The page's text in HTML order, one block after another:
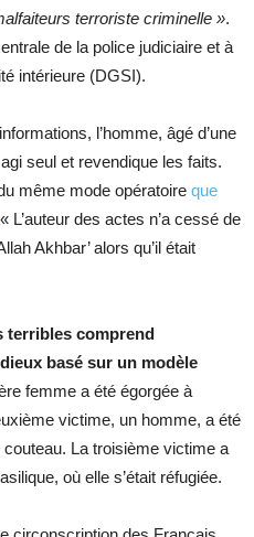
terroriste criminelle ».
de la police judiciaire et à
intérieure (DGSI).
l’homme, âgé d’une
seul et revendique les faits.
même mode opératoire que
« L’auteur des actes n’a cessé de
Akhbar’ alors qu’il était
terribles comprend
basé sur un modèle
femme a été égorgée à
victime, un homme, a été
La troisième victime a
où elle s’était réfugiée.